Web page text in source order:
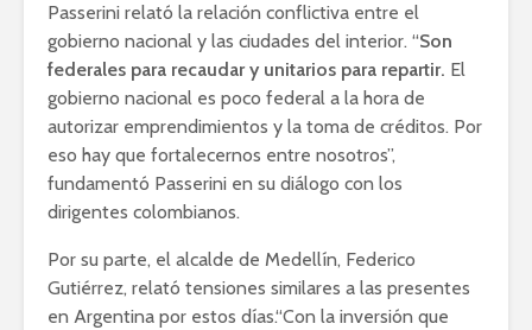
Passerini relató la relación conflictiva entre el
gobierno nacional y las ciudades del interior. “Son
federales para recaudar y unitarios para repartir. El
gobierno nacional es poco federal a la hora de
autorizar emprendimientos y la toma de créditos. Por
eso hay que fortalecernos entre nosotros”,
fundamentó Passerini en su diálogo con los
dirigentes colombianos.
Por su parte, el alcalde de Medellín, Federico
Gutiérrez, relató tensiones similares a las presentes
en Argentina por estos días.“Con la inversión que